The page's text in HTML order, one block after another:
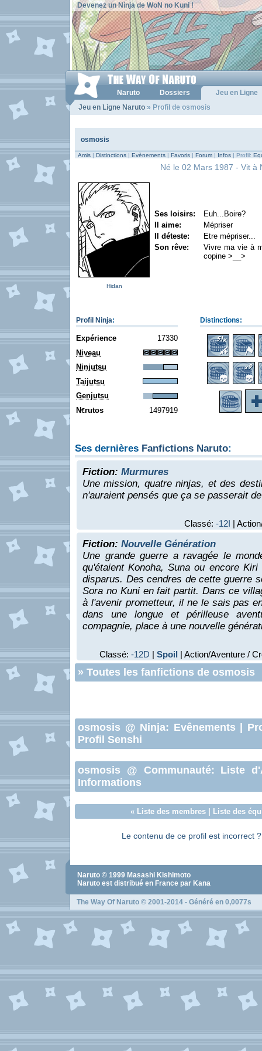
Devenez un Ninja de WoN no Kuni !
Naruto Dossiers
Jeu en Ligne
Jeu en Ligne Naruto » Profil de osmosis
osmosis
Amis | Distinctions | Evènements | Favoris | Forum | Infos | Profil:
Né le 02 Mars 1987 - Vit à
Hidan
Ses loisirs:
Euh...Boire?
Il aime:
Mépriser
Il déteste:
Etre mépriser...
Son rêve:
Vivre ma vie à
copine >__>
Profil Ninja: Distinctions:
Expérience
17330
Niveau
Ninjutsu
Taijutsu
Genjutsu
N€rutos 1497919
Ses dernières Fanfictions Naruto:
Fiction: Murmures
Une mission, quatre ninjas, et des
n'auraient pensés que ça se passerait
Classé: -12I |
Fiction: Nouvelle Génération
Une grande guerre a ravagée le
qu'étaient Konoha, Suna ou encore
disparus. Des cendres de cette guerre
Sora no Kuni en fait partit. Dans ce
à l'avenir prometteur, il ne le sais pas
dans une longue et périlleuse
compagnie, place à une nouvelle
Classé: -12D | Spoil | Action/Aventure /
» Toutes les fanfictions de osmosis
osmosis @ Ninja: Evênements
Profil Senshi
osmosis @ Communauté: Liste
Informations
« Liste des membres| Liste des
Le contenu de ce profil est incorrect
Naruto © 1999 Masashi Kishimoto
Naruto est distribué en France par Kana
The Way Of Naruto © 2001-2014 - Généré en 0,0077s